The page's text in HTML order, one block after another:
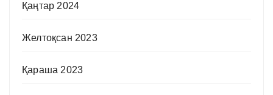
Қаңтар 2024
Желтоқсан 2023
Қараша 2023